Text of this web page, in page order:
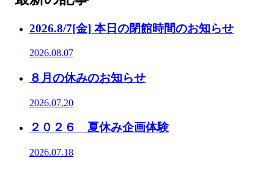
2026.8/7[金] 本日の閉館時間のお知らせ
2026.08.07
８月の休みのお知らせ
2026.07.20
２０２６ 夏休み企画体験
2026.07.18